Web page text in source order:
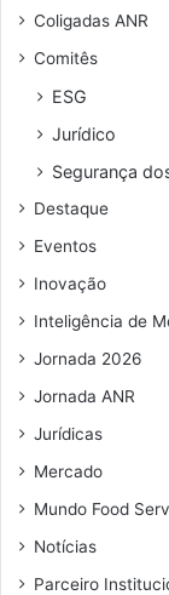
n
e
e
e
a
i
Coligadas ANR
Comitês
ESG
Jurídico
Segurança
Destaque
Eventos
Inovação
Inteligência de
Jornada 2026
Jornada ANR
Jurídicas
Mercado
Mundo Food
Notícias
Parceiro